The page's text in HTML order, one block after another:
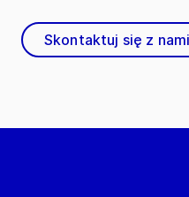
Skontaktuj się z nami